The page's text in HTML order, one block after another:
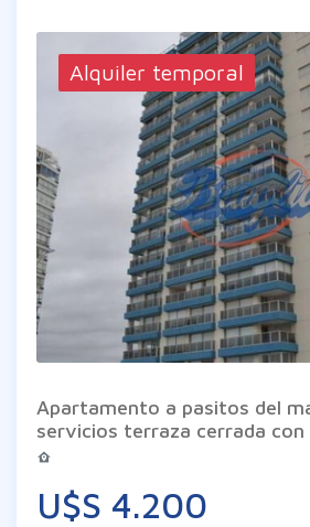
Alquiler temporal
Apartamento a pasitos del mar, con todos
servicios terraza cerrada con vista 2
dormitorios, 2 baños
U$S 4.200